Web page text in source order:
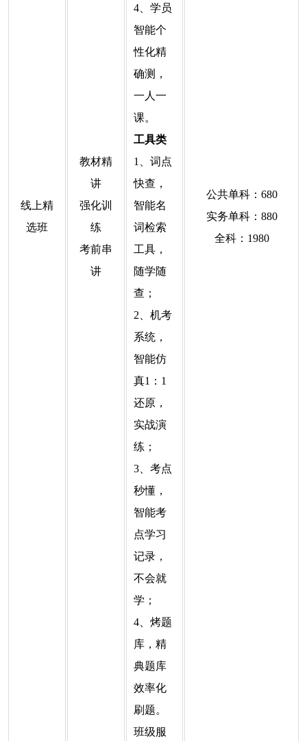
线上精
选班
教材精
讲
强化训
练
考前串
讲
4、学员
智能个
性化精
确测，
一人一
课。
工具类
1、词点
快查，
智能名
词检索
工具，
随学随
查；
2、机考
系统，
智能仿
真1：1
还原，
实战演
练；
3、考点
秒懂，
智能考
点学习
记录，
不会就
学；
4、烤题
库，精
典题库
效率化
刷题。
班级服
公共单科：680
实务单科：880
全科：1980